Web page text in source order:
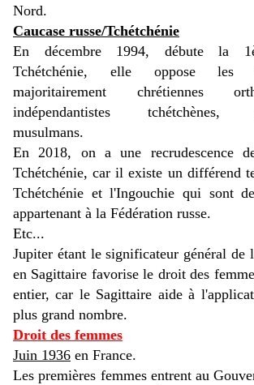
Nord.
Caucase russe/Tchétchénie
En décembre 1994, débute la
Tchétchénie, elle oppose les
majoritairement chrétiennes
indépendantistes tchétchènes,
musulmans.
En 2018, on a une recrudescence
Tchétchénie, car il existe un différend
Tchétchénie et l'Ingouchie qui sont
appartenant à la Fédération russe.
Etc...
Jupiter étant le significateur général de
en Sagittaire favorise le droit des
entier, car le Sagittaire aide à
plus grand nombre.
Droit des femmes
Juin 1936 en France.
Les premières femmes entrent au